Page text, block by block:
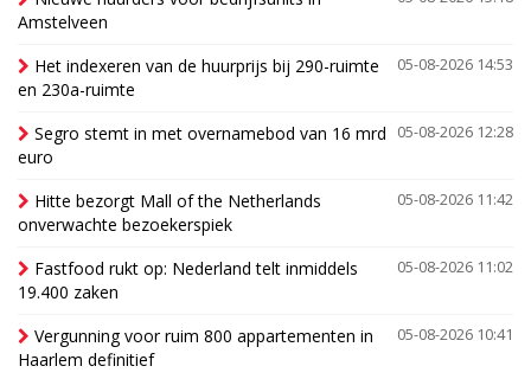
Amstelveen
05-08-2026 14:53
Het indexeren van de huurprijs bij 290-ruimte
en 230a-ruimte
05-08-2026 12:28
Segro stemt in met overnamebod van 16 mrd
euro
05-08-2026 11:42
Hitte bezorgt Mall of the Netherlands
onverwachte bezoekerspiek
05-08-2026 11:02
Fastfood rukt op: Nederland telt inmiddels
19.400 zaken
05-08-2026 10:41
Vergunning voor ruim 800 appartementen in
Haarlem definitief